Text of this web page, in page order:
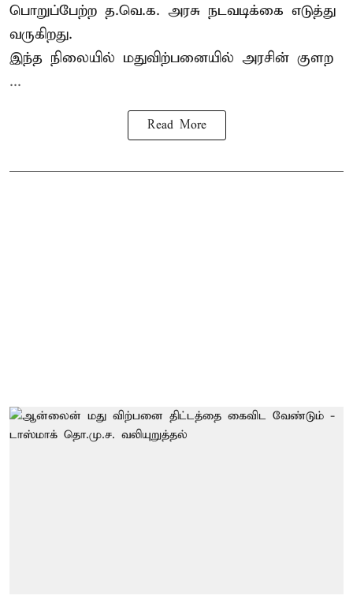
பொறுப்பேற்ற த.வெ.க. அரசு நடவடிக்கை எடுத்து
வருகிறது.
இந்த நிலையில் மதுவிற்பனையில் அரசின் குளற
...
Read More